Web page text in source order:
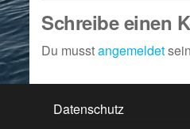
Schreibe einen
Du musstangemeldet
Datenschutz